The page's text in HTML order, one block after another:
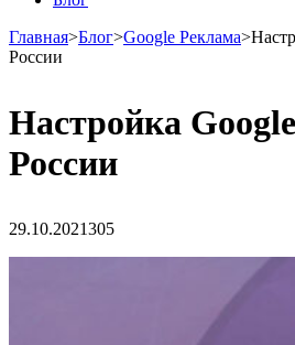
Главная>Блог>Google Реклама>
России
Настройка
России
29.10.2021305